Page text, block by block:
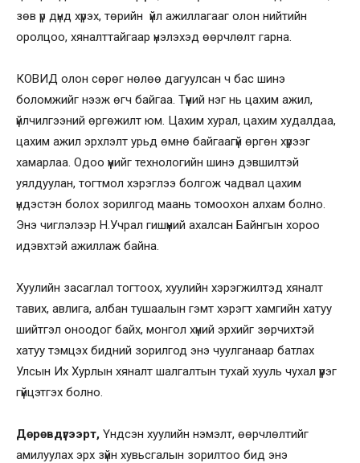
зөв үр дүнд хүрэх, төрийн үйл ажиллагааг олон нийтийн
оролцоо, хяналттайгаар үнэлэхэд өөрчлөлт гарна.
КОВИД олон сөрөг нөлөө дагуулсан ч бас шинэ
боломжийг нээж өгч байгаа. Түүний нэг нь цахим ажил,
үйлчилгээний өргөжилт юм. Цахим хурал, цахим худалдаа,
цахим ажил эрхлэлт урьд өмнө байгаагүй өргөн хүрээг
хамарлаа. Одоо үүнийг технологийн шинэ дэвшилтэй
уялдуулан, тогтмол хэрэглээ болгож чадвал цахим
үндэстэн болох зорилгод маань томоохон алхам болно.
Энэ чиглэлээр Н.Учрал гишүүний ахалсан Байнгын хороо
идэвхтэй ажиллаж байна.
Хуулийн засаглал тогтоох, хуулийн хэрэгжилтэд хяналт
тавих, авлига, албан тушаалын гэмт хэрэгт хамгийн хатуу
шийтгэл оноодог байх, монгол хүний эрхийг зөрчихтэй
хатуу тэмцэх бидний зорилгод энэ чуулганаар батлах
Улсын Их Хурлын хяналт шалгалтын тухай хууль чухал үүрэг
гүйцэтгэх болно.
Дөрөвдүгээрт, Үндсэн хуулийн нэмэлт, өөрчлөлтийг
амилуулах эрх зүйн хувьсгалын зорилтоо бид энэ